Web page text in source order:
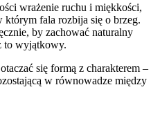
wrażenie ruchu i miękkości,
którym fala rozbija się o brzeg.
by zachować naturalny
to wyjątkowy.
się formą z charakterem –
w równowadze między